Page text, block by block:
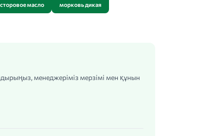
масло морковь дикая
менеджеріміз мерзімі мен құнын